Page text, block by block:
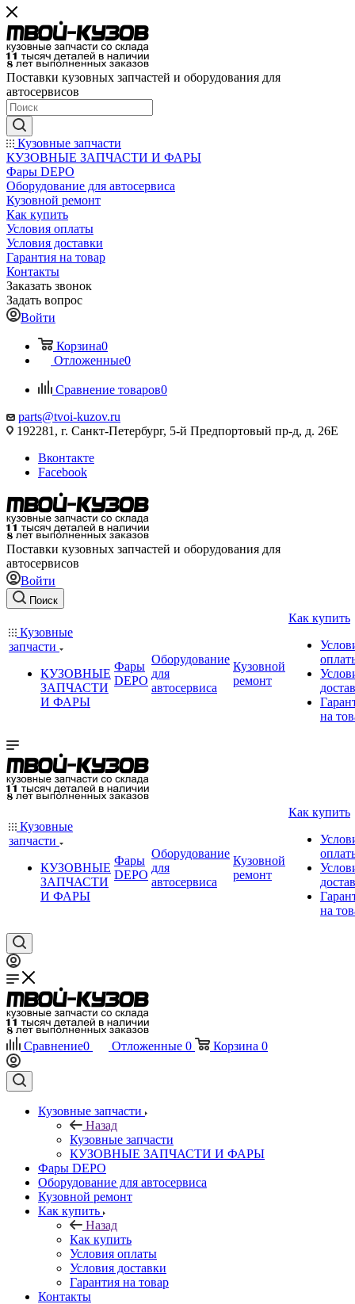
Поставки кузовных запчастей и оборудования для
автосервисов
Кузовные запчасти
КУЗОВНЫЕ ЗАПЧАСТИ И ФАРЫ
Фары DEPO
Оборудование для автосервиса
Кузовной ремонт
Как купить
Условия оплаты
Условия доставки
Гарантия на товар
Контакты
Заказать звонок
Задать вопрос
Войти
Корзина0
Отложенные0
Сравнение товаров0
parts@tvoi-kuzov.ru
192281, г. Санкт-Петербург, 5-й Предпортовый пр-д, д. 26Е
Вконтакте
Facebook
Поставки кузовных запчастей и оборудования для
автосервисов
Войти
Поиск
Кузовные
запчасти
КУЗОВНЫЕ
ЗАПЧАСТИ
И ФАРЫ
Фары
DEPO
Оборудование
для
автосервиса
Кузовной
ремонт
Как купить
на
Кузовные
запчасти
КУЗОВНЫЕ
ЗАПЧАСТИ
И ФАРЫ
Фары
DEPO
Оборудование
для
автосервиса
Кузовной
ремонт
Как купить
на
Сравнение0 Отложенные 0 Корзина 0
Кузовные запчасти
Назад
Кузовные запчасти
КУЗОВНЫЕ ЗАПЧАСТИ И ФАРЫ
Фары DEPO
Оборудование для автосервиса
Кузовной ремонт
Как купить
Назад
Как купить
Условия оплаты
Условия доставки
Гарантия на товар
Контакты